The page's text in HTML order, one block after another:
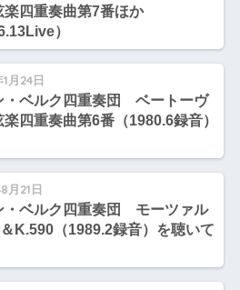
四重奏曲第7番ほか
）
月24日
・ベルク四重奏団 ベートーヴ
四重奏曲第6番（1980.6録音）
月21日
・ベルク四重奏団 モーツァル
＆K.590（1989.2録音）を聴いて